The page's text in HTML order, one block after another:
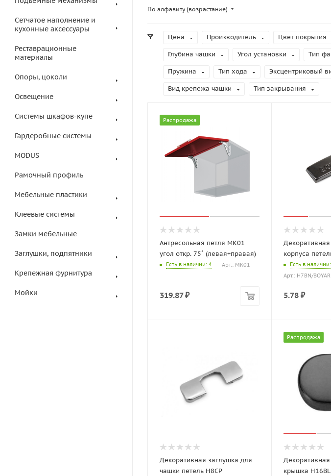
Сетчатое наполнение и
кухонные аксессуары
Реставрационные
материалы
Опоры, цоколи
Освещение
Системы шкафов-купе
Гардеробные системы
MODUS
Рамочный профиль
Мебельные пластики
Клеевые системы
Замки мебельные
Заглушки, подпятники
Крепежная фурнитура
Мойки
По алфавиту (возрастание)
Цена Производитель Цвет покрытия
Глубина чашки Угол установки Тип
Пружина Тип хода Эксцентриковый
Вид крепежа чашки Тип закрывания
Распродажа
Антресольная петля MK01
угол откр. 75˚ (левая+правая)
Есть в наличии: 4 Арт.: MK01
319.87₽
корпуса
Есть в наличии
Арт.: H7BN/
5.78 ₽
Декоративная заглушка для
чашки петель H8CP
Распродажа
крышка H16BL